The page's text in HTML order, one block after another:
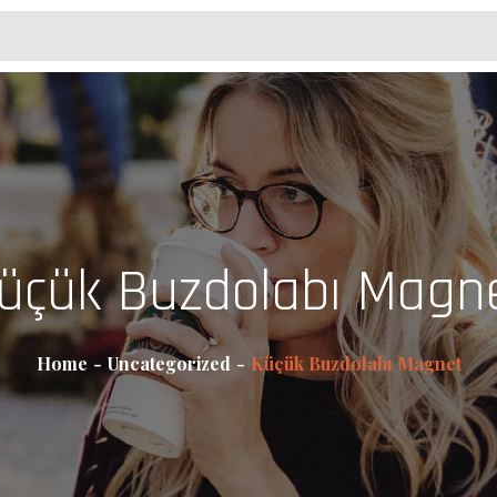
Buzdolabı
Home Uncategorized Küçük Buzdolabı Magnet